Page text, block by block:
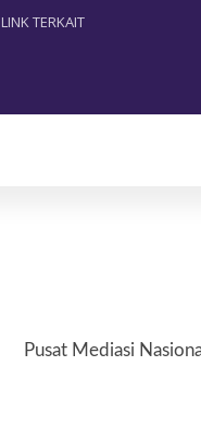
LINK TERKAIT
Pusat Mediasi